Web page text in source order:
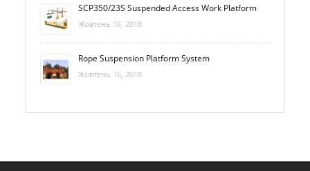
SCP350/23S Suspended Access Work Platform
Жовтень 16, 2018
Rope Suspension Platform System
Жовтень 16, 2018